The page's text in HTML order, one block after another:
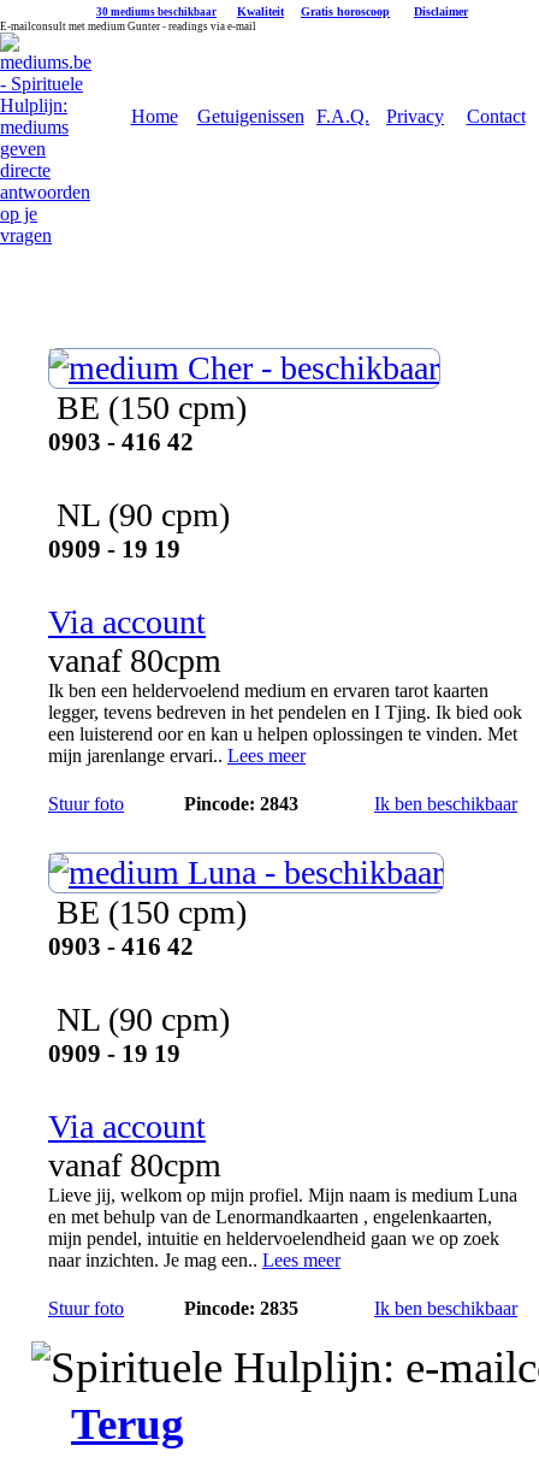
30 mediums beschikbaar Kwaliteit Gratis horoscoop Disclaimer
E-mailconsult met medium Gunter - readings via e-mail
Home Getuigenissen F.A.Q. Privacy Contact
BE (150 cpm)
0903 - 416 42
NL (90 cpm)
0909 - 19 19
Via account
vanaf 80cpm
Ik ben een heldervoelend medium en ervaren tarot kaarten
legger, tevens bedreven in het pendelen en I Tjing. Ik bied ook
een luisterend oor en kan u helpen oplossingen te vinden. Met
mijn jarenlange ervari.. Lees meer
Stuur foto Pincode: 2843 Ik ben beschikbaar
BE (150 cpm)
0903 - 416 42
NL (90 cpm)
0909 - 19 19
Via account
vanaf 80cpm
Lieve jij, welkom op mijn profiel. Mijn naam is medium Luna
en met behulp van de Lenormandkaarten , engelenkaarten,
mijn pendel, intuitie en heldervoelendheid gaan we op zoek
naar inzichten. Je mag een.. Lees meer
Stuur foto Pincode: 2835 Ik ben beschikbaar
Terug